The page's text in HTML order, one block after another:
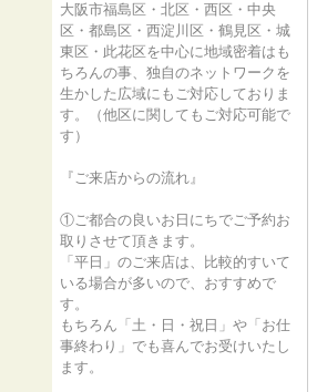
大阪市福島区・北区・西区・中央
区・都島区・西淀川区・鶴見区・城
東区・此花区を中心に地域密着はも
ちろんの事、独自のネットワークを
生かした広域にもご対応しておりま
す。（他区に関してもご対応可能で
す）
『ご来店からの流れ』
①ご都合の良いお日にちでご予約お
取りさせて頂きます。
「平日」のご来店は、比較的すいて
いる場合が多いので、おすすめで
す。
もちろん「土・日・祝日」や「お仕
事終わり」でも喜んでお受けいたし
ます。